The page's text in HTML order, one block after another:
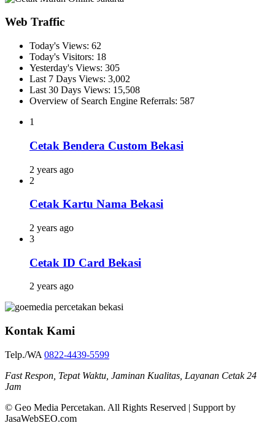
Web Traffic
Today's Views: 62
Today's Visitors: 18
Yesterday's Views: 305
Last 7 Days Views: 3,002
Last 30 Days Views: 15,508
Overview of Search Engine Referrals: 587
1
Cetak Bendera Custom Bekasi
2 years ago
2
Cetak Kartu Nama Bekasi
2 years ago
3
Cetak ID Card Bekasi
2 years ago
Kontak Kami
Telp./WA 0822-4439-5599
Fast Respon, Tepat Waktu, Jaminan Kualitas, Layanan Cetak 24
Jam
© Geo Media Percetakan. All Rights Reserved | Support by
JasaWebSEO.com